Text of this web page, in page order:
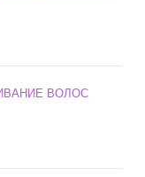
ВОЛОС